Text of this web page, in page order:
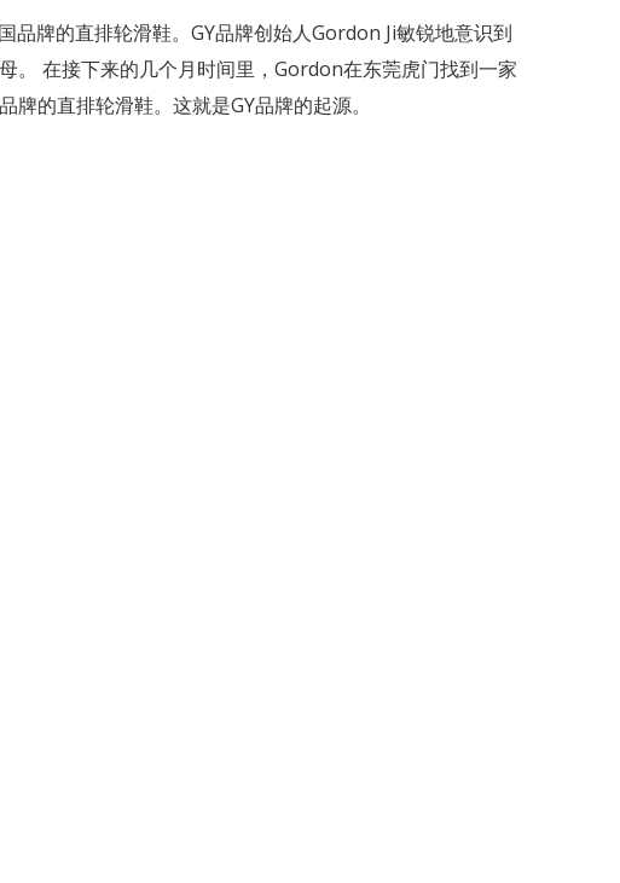
牌的直排轮滑鞋。GY品牌创始人Gordon Ji敏锐地意识到
。 在接下来的几个月时间里，Gordon在东莞虎门找到一家
的直排轮滑鞋。这就是GY品牌的起源。